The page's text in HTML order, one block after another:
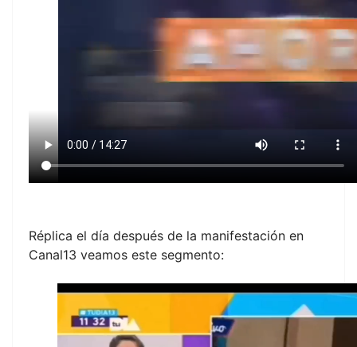
Réplica el día después de la manifestación en
Canal13 veamos este segmento: